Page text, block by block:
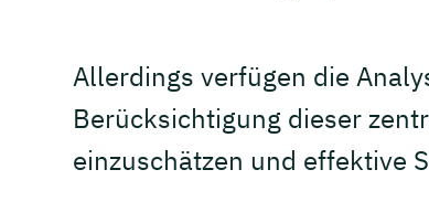
Allerdings verfügen die
Berücksichtigung dieser
einzuschätzen und effektive